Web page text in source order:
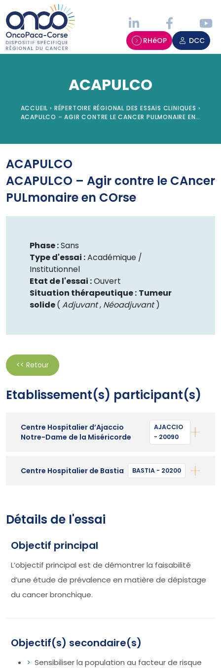
RHéOP DCC
ACAPULCO
ACCUEIL › RÉPERTOIRE RÉGIONAL DES ESSAIS CLINIQUES ›
ACAPULCO – AGIR CONTRE LE CANCER PULMONAIRE EN…
ACAPULCO
ACAPULCO – Agir contre le CAncer
PULmonaire en COrse
Phase :Sans
Type d'essai :Académique /
Institutionnel
Etat de l'essai :Ouvert
Situation thérapeutique : Tumeur
solide( Adjuvant, Néoadjuvant)
<< Retour
Etablissement(s) participant(s)
Centre Hospitalier d’Ajaccio
Notre-Dame de la Miséricorde
AJACCIO
- 20090
Centre Hospitalier de Bastia BASTIA - 20200
Détails de l'essai
Objectif principal
L’objectif principal est de démontrer la faisabilité
d’une étude de prévalence en matière de dépistage
du cancer bronchique.
Objectif(s) secondaire(s)
Sensibiliser la population au facteur de risque
Panneau de gestion des cookies